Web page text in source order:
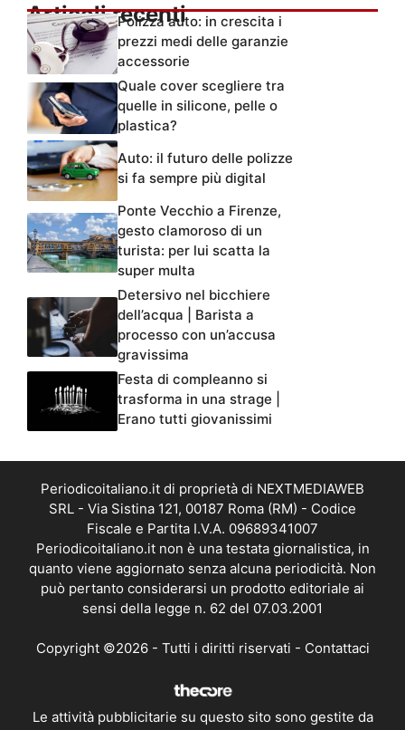
Articoli recentiPolizza auto: in crescita i
prezzi medi delle garanzie
accessorie
Quale cover scegliere tra
quelle in silicone, pelle o
plastica?
Auto: il futuro delle polizze
si fa sempre più digital
Ponte Vecchio a Firenze,
gesto clamoroso di un
turista: per lui scatta la
super multa
Detersivo nel bicchiere
dell’acqua | Barista a
processo con un’accusa
gravissima
Festa di compleanno si
trasforma in una strage |
Erano tutti giovanissimi
Periodicoitaliano.it di proprietà di NEXTMEDIAWEB
SRL - Via Sistina 121, 00187 Roma (RM) - Codice
Fiscale e Partita I.V.A. 09689341007
Periodicoitaliano.it non è una testata giornalistica, in
quanto viene aggiornato senza alcuna periodicità. Non
può pertanto considerarsi un prodotto editoriale ai
sensi della legge n. 62 del 07.03.2001
Copyright ©2026 - Tutti i diritti riservati - Contattaci
Le attività pubblicitarie su questo sito sono gestite da